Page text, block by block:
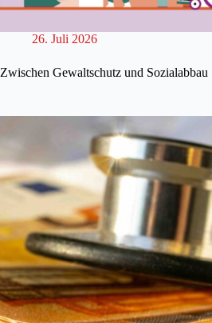
26. Juli 2026
Zwischen Gewaltschutz und Sozialabbau